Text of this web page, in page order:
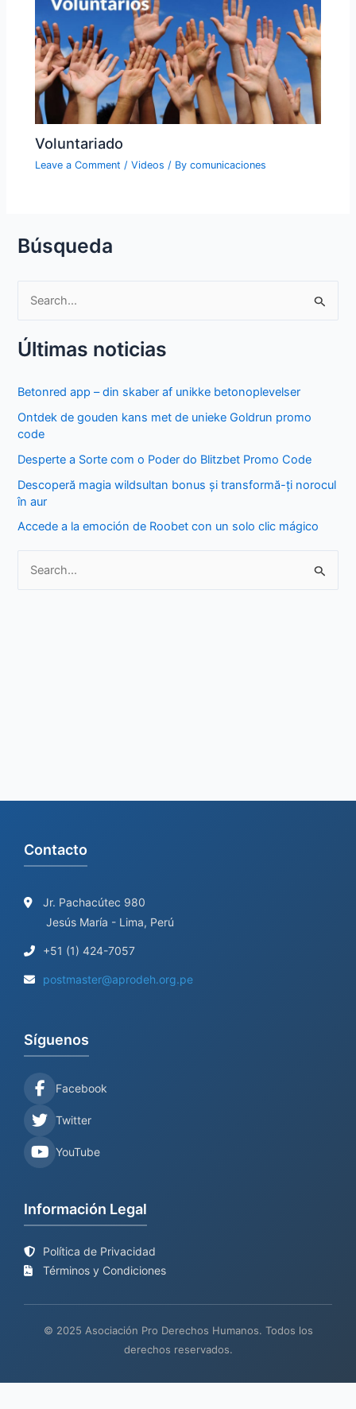
Voluntariado
Leave a Comment /Videos / Bycomunicaciones
Búsqueda
a
c
h
f
o
r
Últimas noticias
Betonred app – din skaber af unikke betonoplevelser
Ontdek de gouden kans met de unieke Goldrun promo
code
Desperte a Sorte com o Poder do Blitzbet Promo Code
Descoperă magia wildsultan bonus și transformă-ți norocul
în aur
Accede a la emoción de Roobet con un solo clic mágico
Contacto
Jr. Pachacútec 980
Jesús María - Lima, Perú
+51 (1) 424-7057
postmaster@aprodeh.org.pe
Síguenos
Facebook
Twitter
YouTube
Información Legal
Política de Privacidad
Términos y Condiciones
© 2025 Asociación Pro Derechos Humanos. Todos los
derechos reservados.